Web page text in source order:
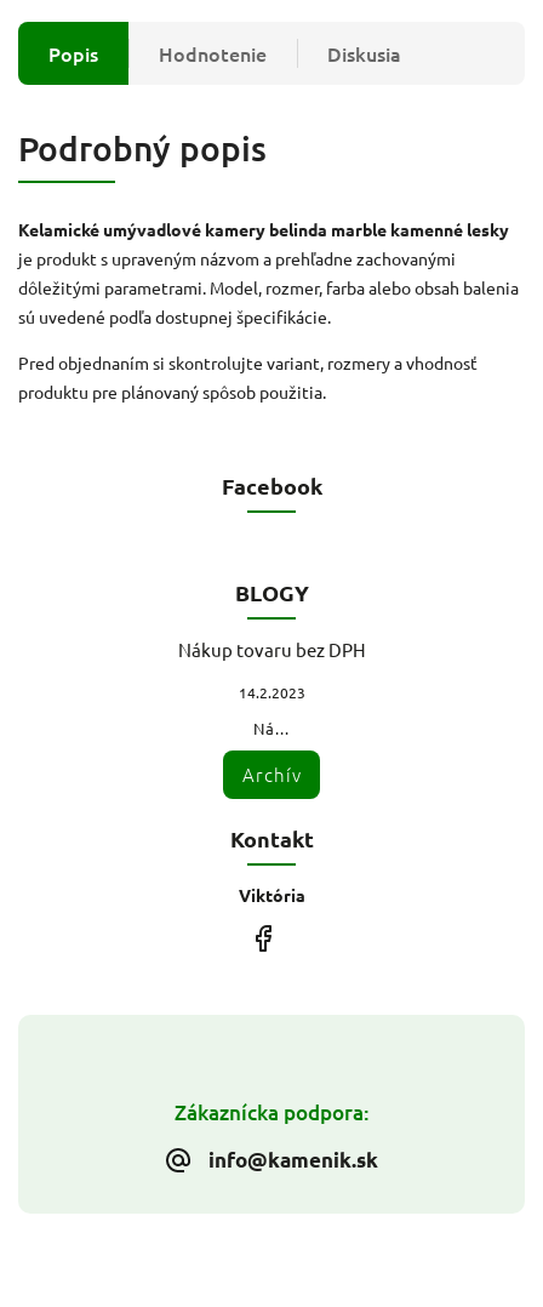
Popis Hodnotenie Diskusia
Podrobný popis
Kelamické umývadlové kamery belinda marble kamenné lesky
je produkt s upraveným názvom a prehľadne zachovanými
dôležitými parametrami. Model, rozmer, farba alebo obsah balenia
sú uvedené podľa dostupnej špecifikácie.
Pred objednaním si skontrolujte variant, rozmery a vhodnosť
produktu pre plánovaný spôsob použitia.
Zákaznícka podpora:
info@kamenik.sk
Facebook
BLOGY
Nákup tovaru bez DPH
14.2.2023
Ná...
Archív
Kontakt
Viktória